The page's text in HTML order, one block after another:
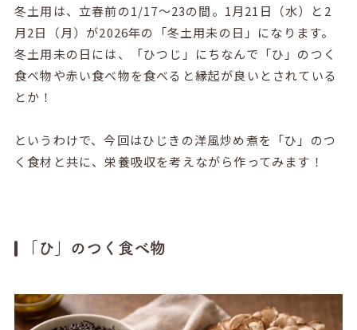
冬土用は、立春前の1/17～23の間。 1 月21 日（水）と 2
月2日（月）が2026年の「冬土用未の日」になります。
冬土用未の日には、「ひつじ」にちなんで「ひ」のつく
食べ物や赤い食べ物を食べると縁起が良いとされている
とか！
というわけで、今回はひじきの洋風炒め煮を「ひ」のつ
く食材と共に、栄養吸収を考えながら作ってみます！
「ひ」のつく食べ物